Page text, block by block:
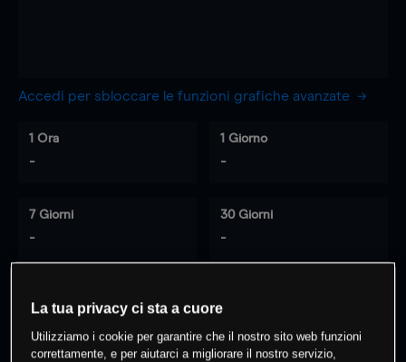
Accedi per sbloccare le funzioni grafiche avanzate
1 Ora
-
1 Giorno
-
7 Giorni
-
30 Giorni
-
0 % dei clienti hanno posizioni
questo prodotto
La tua privacy ci sta a cuore
Utilizziamo i cookie per garantire che il nostro sito web funzioni
correttamente, e per aiutarci a migliorare il nostro servizio,